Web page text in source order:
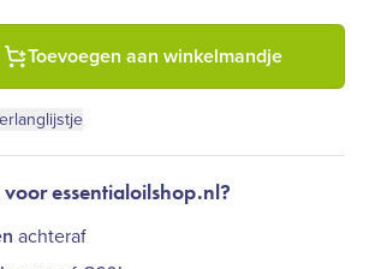
18 Neos met Mineraalstenen REDOX
Toevoegen aan winkelmandje
essentialoilshop.nl?
achteraf